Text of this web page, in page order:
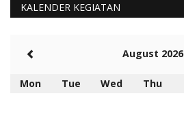
KALENDER KEGIATAN
August 2026
Mon Tue Wed Thu